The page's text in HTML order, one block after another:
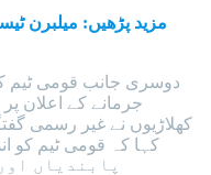
مزید پڑھیں: میلبرن
دوسری جانب قومی ٹیم
جرمانے کے اعلان پر
کھلاڑیوں نے غیر رسمی
پابندیاں